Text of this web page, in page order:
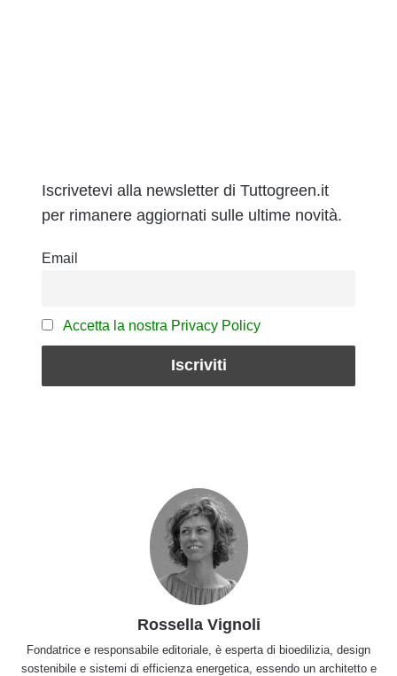
Iscrivetevi alla newsletter di Tuttogreen.it
per rimanere aggiornati sulle ultime novità.
Email
Accetta la nostra Privacy Policy
Rossella Vignoli
Fondatrice e responsabile editoriale, è esperta di bioedilizia, design
sostenibile e sistemi di efficienza energetica, essendo un architetto e